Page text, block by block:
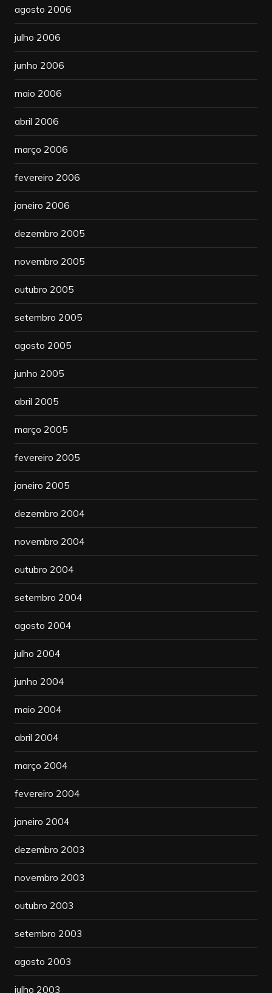
agosto 2006
julho 2006
junho 2006
maio 2006
abril 2006
março 2006
fevereiro 2006
janeiro 2006
dezembro 2005
novembro 2005
outubro 2005
setembro 2005
agosto 2005
junho 2005
abril 2005
março 2005
fevereiro 2005
janeiro 2005
dezembro 2004
novembro 2004
outubro 2004
setembro 2004
agosto 2004
julho 2004
junho 2004
maio 2004
abril 2004
março 2004
fevereiro 2004
janeiro 2004
dezembro 2003
novembro 2003
outubro 2003
setembro 2003
agosto 2003
julho 2003